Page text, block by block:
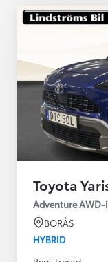
Toyota
Adventure AWD-i
BORÅS
HYBRID